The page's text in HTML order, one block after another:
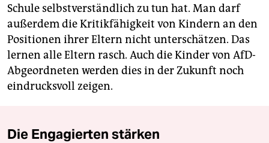
Schule selbstverständlich zu tun hat. Man darf
außerdem die Kritikfähigkeit von Kindern an den
Positionen ihrer Eltern nicht unterschätzen. Das
lernen alle Eltern rasch. Auch die Kinder von AfD-
Abgeordneten werden dies in der Zukunft noch
eindrucksvoll zeigen.
Die Engagierten stärken